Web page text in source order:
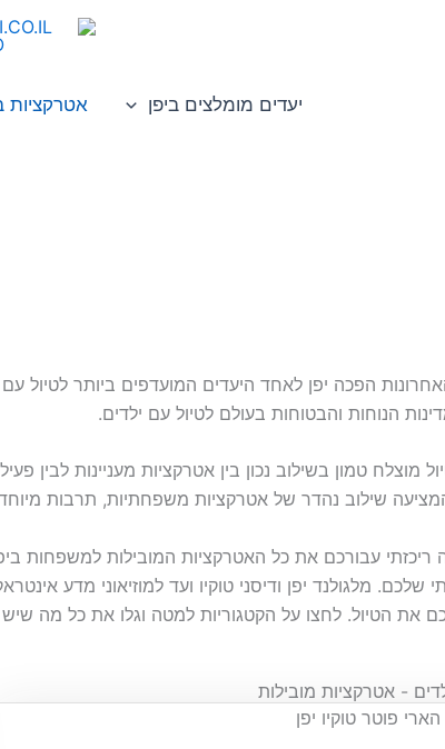
יעדים מומלצים ביפן אטרקציות
הפכה יפן לאחד היעדים המועדפים ביותר לטיול
הנוחות והבטוחות בעולם לטיול עם ילדים.
מוצלח טמון בשילוב נכון בין אטרקציות מעניינות לבין
שילוב נהדר של אטרקציות משפחתיות, תרבות
ריכזתי עבורכם את כל האטרקציות המובילות למשפחות
שלכם. מלגולנד יפן ודיסני טוקיו ועד למוזיאוני מדע
את הטיול. לחצו על הקטגוריות למטה וגלו את כל מה
- אטרקציות מובילות